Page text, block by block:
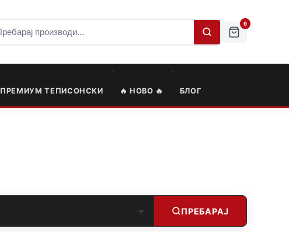
0
ПРЕМИУМ ТЕПИСОНСКИ 🔥 НОВО 🔥 БЛОГ
ПРЕБАРАЈ